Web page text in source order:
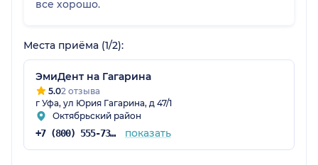
все хорошо.
Места приёма (1/2):
ЭмиДент на Гагарина
5.02 отзыва
г Уфа, ул Юрия Гагарина, д 47/1
Октябрьский район
+7 (800) 555-73-67 показать